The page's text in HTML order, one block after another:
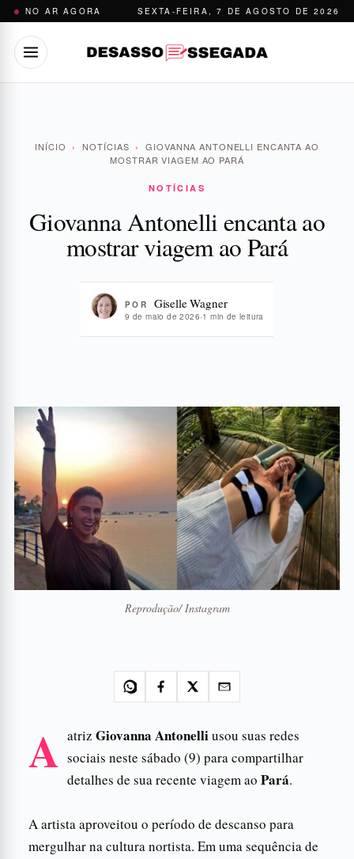
Pular
conteúdo
NO AR AGORA SEXTA-FEIRA, 7 DE AGOSTO DE 2026
INÍCIO › NOTÍCIAS ›
GIOVANNA ANTONELLI ENCANTA AO
MOSTRAR VIAGEM AO PARÁ
NOTÍCIAS
Giovanna Antonelli encanta ao
mostrar viagem ao Pará
POR Giselle Wagner
9 de maio de 2026·1 min de leitura
Reprodução/ Instagram
A atriz Giovanna Antonelliusou suas redes
sociais neste sábado (9) para compartilhar
detalhes de sua recente viagem ao Pará.
A artista aproveitou o período de descanso para
mergulhar na cultura nortista. Em uma sequência de